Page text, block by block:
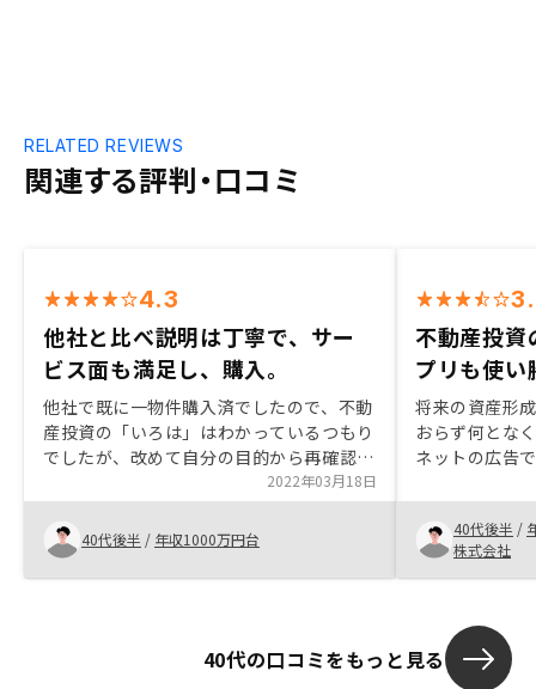
関連する評判・口コミ
RELATED REVIEWS
4.3
他社と比べ説明は丁寧で、サー
ビス面も満足し、購入。
他社で既に一物件購入済でしたので、不動
産投資の「いろは」はわかっているつもり
でしたが、改めて自分の目的から再確認す
る形でイチから教えていただき、再認識す
ることが多々ありました。また、物件につ
いては複数ご紹介いただく中で、納得感が
得られるまでご紹介いただくとともに、他
社に負けないサービスも実施していただい
まで足を運んでいただき、間に合うように
2022年03月18日
40代後半 / 年収1000万円台
不動産投資
プリも使い
将来の資産形
おらず何とな
ネットの広告
容は端的でリ
りとあったた
きました。ま
め、運用状況
の悩みや不安
でも構いませ
ると良い
40代後半 /
株式会社
40代の口コミをもっと見る